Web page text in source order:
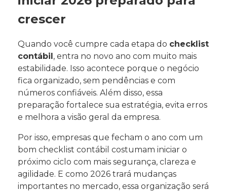
crescer
Quando você cumpre cada etapa do checklist
contábil , entra no novo ano com muito mais
estabilidade. Isso acontece porque o negócio
fica organizado, sem pendências e com
números confiáveis. Além disso, essa
preparação fortalece sua estratégia, evita erros
e melhora a visão geral da empresa.
Por isso, empresas que fecham o ano com um
bom checklist contábil costumam iniciar o
próximo ciclo com mais segurança, clareza e
agilidade. E como 2026 trará mudanças
importantes no mercado, essa organização será